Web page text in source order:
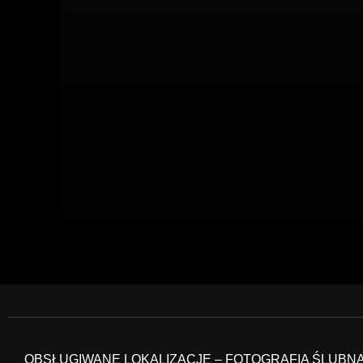
OBSŁUGIWANE LOKALIZACJE – FOTOGRAFIA